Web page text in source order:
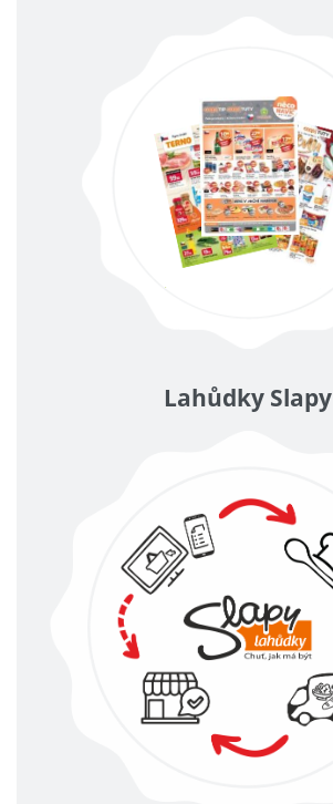
Lahůdky Slapy